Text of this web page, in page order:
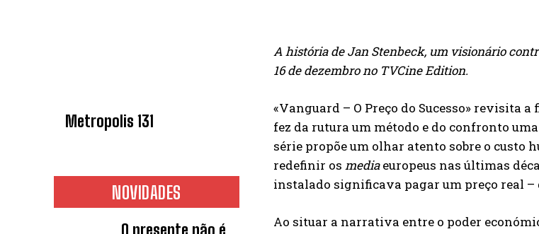
Metropolis 131
NOVIDADES
O presente não é
A história de Jan Stenbeck, um visionário
16 de dezembro no TVCine Edition.
«Vanguard – O Preço do Sucesso» revisita
fez da rutura um método e do confronto
série propõe um olhar atento sobre o custo
redefinir os mediaeuropeus nas últimas
instalado significava pagar um preço real –
Ao situar a narrativa entre o poder